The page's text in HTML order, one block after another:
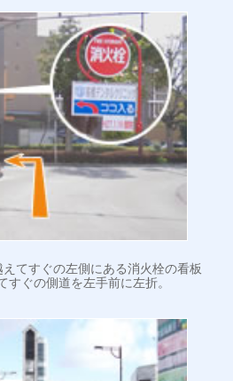
てすぐの左側にある消火栓の看板
すぐの側道を左手前に左折。